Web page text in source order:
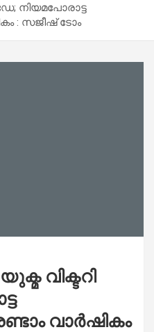
നിയമപോരാട്ട
: സജീഷ് ടോം
വിക്ടറി
വാർഷികം